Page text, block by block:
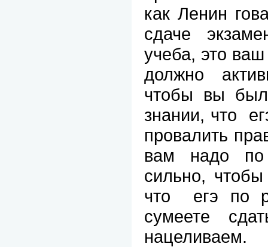
как Ленин
сдаче
учеба, это ваш
должно
чтобы вы
знании, что
провалить
вам надо
сильно,
что
егэ по
сумеете
нацеливаем.